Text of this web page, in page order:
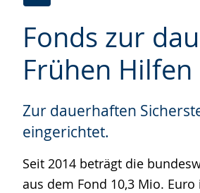
Fonds zur
Frühen Hilfen
Zur dauerhaften
eingerichtet.
Seit 2014 beträgt die
aus dem Fond 10,3 Mio.
Leichten
Sprache
wechseln.
Audio-
Unterstützung.
Video
in
Deutscher
wird
angezeigt.